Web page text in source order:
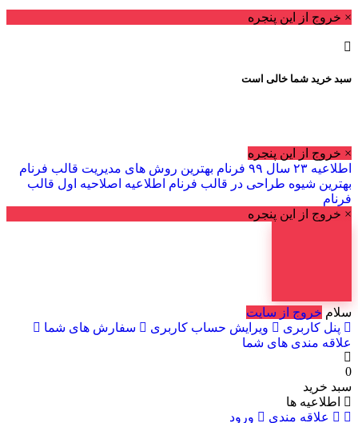
× خروج از این پنجره
سبد خرید شما خالی است
× خروج از این پنجره
اطلاعیه ۲۳ سال ۹۹ فرنام
بهترین روش های مدیریت قالب فرنام
بهترین شیوه طراحی در قالب فرنام اطلاعیه اصلاحیه اول قالب
فرنام
× خروج از این پنجره
سلام خروج از سایت
پنل کاربری
ویرایش حساب کاربری
سفارش های شما
علاقه مندی های شما
0
سبد خرید
اطلاعیه ها
علاقه مندی
ورود